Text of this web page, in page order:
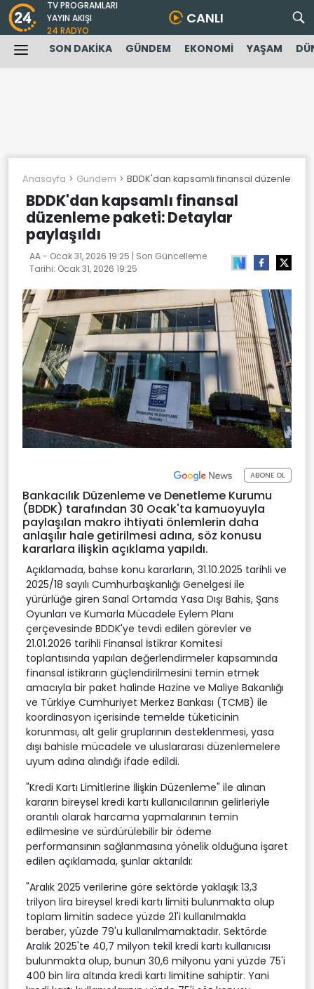
TV PROGRAMLARI
YAYIN AKIŞI
24 RADYO
CANLI
SON DAKİKA GÜNDEM EKONOMİ YAŞAM
Anasayfa Gundem BDDK'dan kapsamlı finansal düzenleme
BDDK'dan kapsamlı finansal
düzenleme paketi: Detaylar
paylaşıldı
AA - Ocak 31, 2026 19:25 | Son Güncelleme
Tarihi: Ocak 31, 2026 19:25
ABONE OL
Bankacılık Düzenleme ve Denetleme Kurumu
(BDDK) tarafından 30 Ocak'ta kamuoyuyla
paylaşılan makro ihtiyati önlemlerin daha
anlaşılır hale getirilmesi adına, söz konusu
kararlara ilişkin açıklama yapıldı.
Açıklamada, bahse konu kararların, 31.10.2025 tarihli ve
2025/18 sayılı Cumhurbaşkanlığı Genelgesi ile
yürürlüğe giren Sanal Ortamda Yasa Dışı Bahis, Şans
Oyunları ve Kumarla Mücadele Eylem Planı
çerçevesinde BDDK'ye tevdi edilen görevler ve
21.01.2026 tarihli Finansal İstikrar Komitesi
toplantısında yapılan değerlendirmeler kapsamında
finansal istikrarın güçlendirilmesini temin etmek
amacıyla bir paket halinde Hazine ve Maliye Bakanlığı
ve Türkiye Cumhuriyet Merkez Bankası (TCMB) ile
koordinasyon içerisinde temelde tüketicinin
korunması, alt gelir gruplarının desteklenmesi, yasa
dışı bahisle mücadele ve uluslararası düzenlemelere
uyum adına alındığı ifade edildi.
"Kredi Kartı Limitlerine İlişkin Düzenleme" ile alınan
kararın bireysel kredi kartı kullanıcılarının gelirleriyle
orantılı olarak harcama yapmalarının temin
edilmesine ve sürdürülebilir bir ödeme
performansının sağlanmasına yönelik olduğuna işaret
edilen açıklamada, şunlar aktarıldı:
"Aralık 2025 verilerine göre sektörde yaklaşık 13,3
trilyon lira bireysel kredi kartı limiti bulunmakta olup
toplam limitin sadece yüzde 21'i kullanılmakla
beraber, yüzde 79'u kullanılmamaktadır. Sektörde
Aralık 2025'te 40,7 milyon tekil kredi kartı kullanıcısı
bulunmakta olup, bunun 30,6 milyonu yani yüzde 75'i
400 bin lira altında kredi kartı limitine sahiptir. Yani